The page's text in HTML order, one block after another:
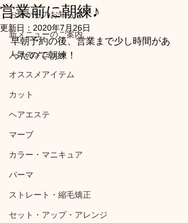
お店からのお知らせ
新メニューのご案内
人気のメニュー
オススメアイテム
カット
ヘアエステ
マーブ
カラー・マニキュア
パーマ
ストレート・縮毛矯正
セット・アップ・アレンジ
営業前に朝練♪
更新日： 2020年7月26日
早朝予約の後、営業まで少し時間があ
ったので朝練！